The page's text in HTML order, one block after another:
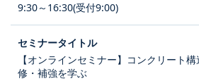
9:30～16:30(受付9:00)
【オンラインセミナー】コンクリート
修・補強を学ぶ